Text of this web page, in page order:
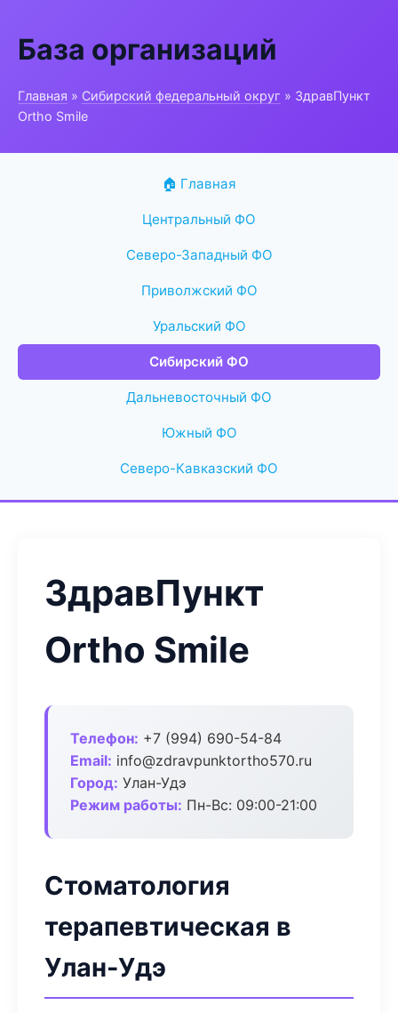
База организаций
Главная » Сибирский федеральный округ » ЗдравПункт
Ortho Smile
🏠 Главная
Центральный ФО
Северо-Западный ФО
Приволжский ФО
Уральский ФО
Сибирский ФО
Дальневосточный ФО
Южный ФО
Северо-Кавказский ФО
ЗдравПункт
Ortho Smile
Телефон: +7 (994) 690-54-84
Email: info@zdravpunktortho570.ru
Город: Улан-Удэ
Режим работы: Пн-Вс: 09:00-21:00
Стоматология
терапевтическая в
Улан-Удэ